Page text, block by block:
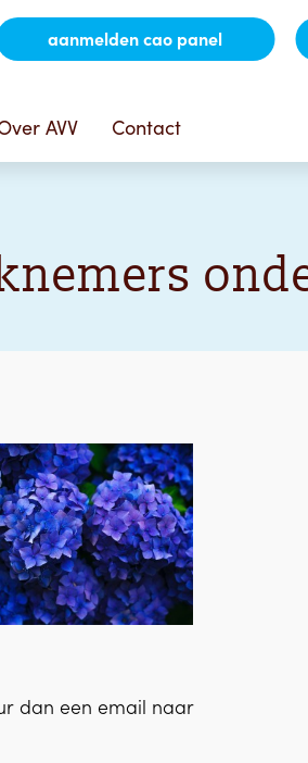
aanmelden cao panel
AVV Contact
dan een email naar